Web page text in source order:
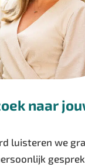
naar
luisteren we